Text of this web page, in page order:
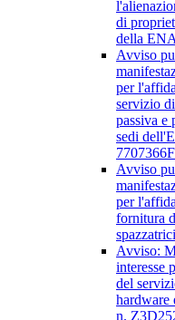
di
della
Avviso
per
servizio
passiva e
sedi
Avviso
per
fornitura
Avviso:
interesse
del
hardware
n.